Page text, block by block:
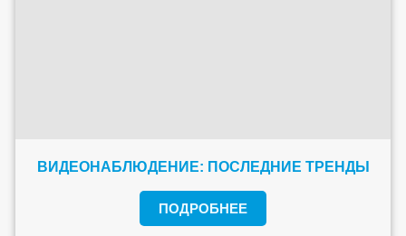
ВИДЕОНАБЛЮДЕНИЕ: ПОСЛЕДНИЕ ТРЕНДЫ
ПОДРОБНЕЕ